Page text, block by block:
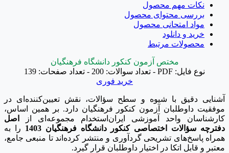
نکات مهم محصول
بررسی محتوای محصول
مواد امتحانی محصول
خرید و دانلود
محصولات مرتبط
مختص آزمون کنکور دانشگاه فرهنگیان
نوع فایل: PDF - تعداد سوالات: 200 - تعداد صفحات: 139
خرید فوری
آشنایی دقیق با شیوه و سطح سؤالات، نقش تعیین‌کننده‌ای در
موفقیت داوطلبان آزمون کنکور فرهنگیان دارد. بر همین اساس،
کارشناسان واحد آموزشی ایران‌استخدام مجموعه‌ای از
اصل
دفترچه‌ سؤالات اختصاصی کنکور دانشگاه فرهنگیان 1403 را به
همراه پاسخ‌های تشریحی گردآوری و منتشر کرده‌اند تا منبعی جامع،
معتبر و قابل اتکا در اختیار داوطلبان قرار گیرد.